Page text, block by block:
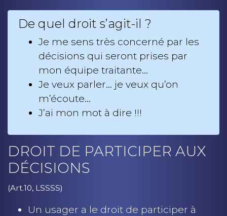
De quel droit s’agit-il ?
Je me sens très concerné par les
décisions qui seront prises par
mon équipe traitante…
Je veux parler… je veux qu’on
m’écoute…
J’ai mon mot à dire !!!
DROIT DE PARTICIPER AUX
DÉCISIONS
(Art.10, LSSSS)
Un usager a le droit de participer à